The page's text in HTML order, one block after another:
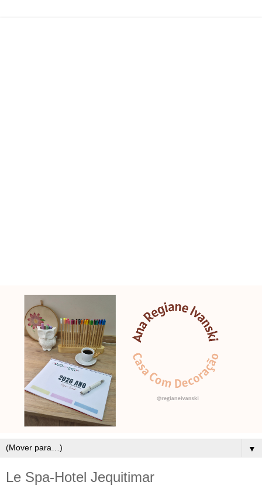
▼
Le Spa-Hotel Jequitimar